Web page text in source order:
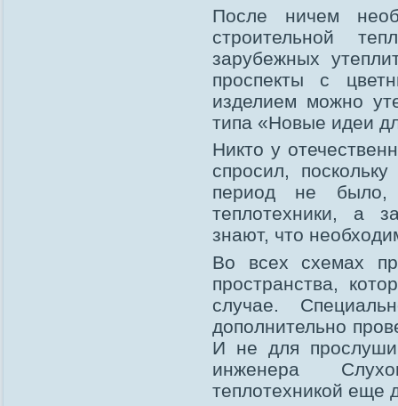
После ничем
строительной
зарубежных
проспекты с
изделием можно
типа «Новые идеи
Никто у
спросил,
период не было,
теплотехники, а
знают, что
Во всех схемах
пространства,
случае.
дополнительно
И не для
инженера
теплотехникой еще